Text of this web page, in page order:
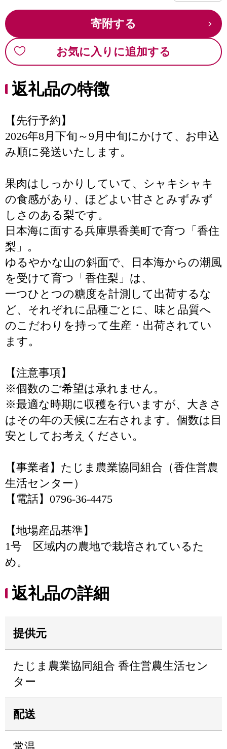
寄附する
お気に入りに追加する
返礼品の特徴
【先行予約】
2026年8月下旬～9月中旬にかけて、お申込
み順に発送いたします。
果肉はしっかりしていて、シャキシャキ
の食感があり、ほどよい甘さとみずみず
しさのある梨です。
日本海に面する兵庫県香美町で育つ「香住
梨」。
ゆるやかな山の斜面で、日本海からの潮風
を受けて育つ「香住梨」は、
一つひとつの糖度を計測して出荷するな
ど、それぞれに品種ごとに、味と品質へ
のこだわりを持って生産・出荷されてい
ます。
【注意事項】
※個数のご希望は承れません。
※最適な時期に収穫を行いますが、大きさ
はその年の天候に左右されます。個数は目
安としてお考えください。
【事業者】たじま農業協同組合（香住営農
生活センター）
【電話】0796-36-4475
【地場産品基準】
1号 区域内の農地で栽培されているた
め。
返礼品の詳細
提供元
たじま農業協同組合 香住営農生活セン
ター
配送